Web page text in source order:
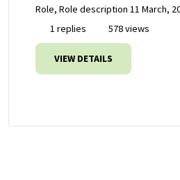
Role, Role description 11 March,
1 replies
578 views
VIEW DETAILS